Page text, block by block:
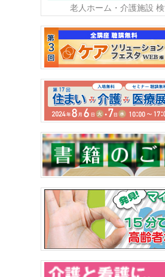
老人ホーム・介護施設